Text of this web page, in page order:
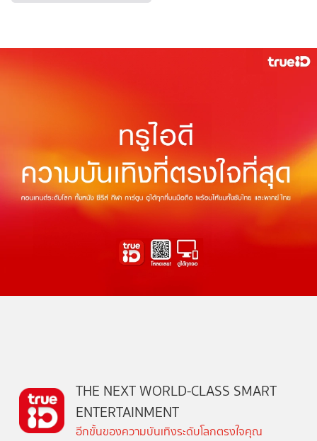
THE NEXT WORLD-CLASS SMART
ENTERTAINMENT
อีกขั้นของความบันเทิงระดับโลกตรงใจคุณ